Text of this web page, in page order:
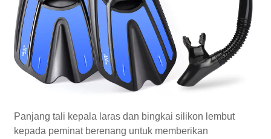
Panjang tali kepala laras dan bingkai silikon lembut
kepada peminat berenang untuk memberikan